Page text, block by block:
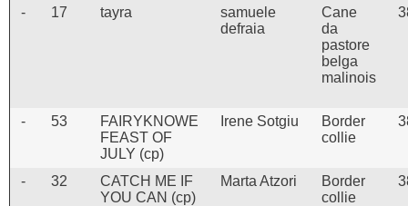
- 17 tayra
samuele
defraia
Cane
da
pastore
belga
malinois
- 53
FAIRYKNOWE
FEAST OF
JULY (cp)
Irene Sotgiu
Border
collie
- 32
CATCH ME IF
YOU CAN (cp)
Marta Atzori
Border
collie